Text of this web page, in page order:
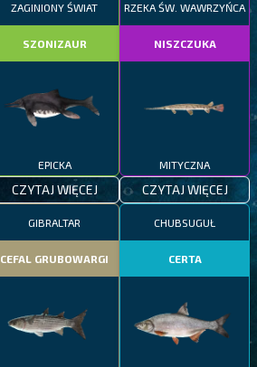
ZAGINIONY ŚWIAT
SZONIZAUR
EPICKA
CZYTAJ WIĘCEJ
RZEKA ŚW. WAWRZYŃCA
NISZCZUKA
MITYCZNA
CZYTAJ WIĘCEJ
GIBRALTAR
CEFAL GRUBOWARGI
CHUBSUGUŁ
CERTA